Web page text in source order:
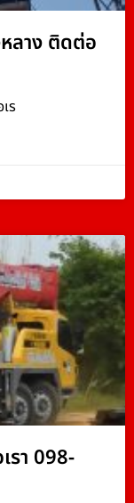
ลาง ติดต่อ
ร
รา 098-